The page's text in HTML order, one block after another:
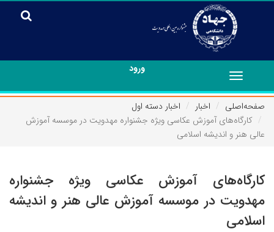
ورود
Toggle
navigation
صفحه‌اصلی
اخبار
اخبار دسته اول
کارگاه‌های آموزش عکاسی ویژه جشنواره مهدویت در موسسه آموزش
عالی هنر و اندیشه اسلامی
کارگاه‌های آموزش عکاسی ویژه جشنواره
مهدویت در موسسه آموزش عالی هنر و اندیشه
اسلامی